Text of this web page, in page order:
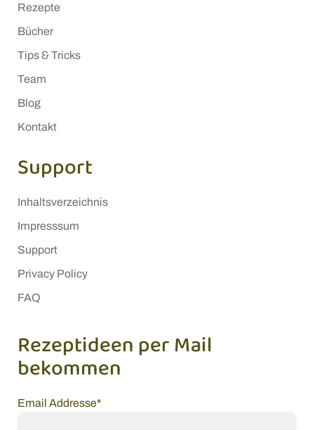
Rezepte
Bücher
Tips & Tricks
Team
Blog
Kontakt
Support
Inhaltsverzeichnis
Impresssum
Support
Privacy Policy
FAQ
Rezeptideen per Mail
bekommen
Email Addresse*